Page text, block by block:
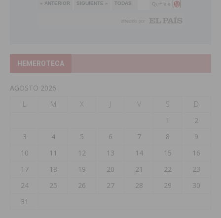
HEMEROTECA
AGOSTO 2026
L
M X J V S
D
1
2
3
4 5 6 7 8
9
10
11 12 13 14 15
16
17
18 19 20 21 22
23
24
25 26 27 28 29
30
31